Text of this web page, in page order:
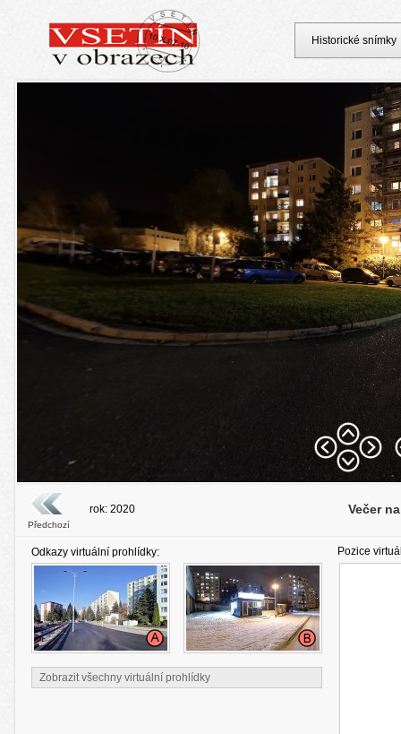
Předchozí
rok: 2020 Večer
Odkazy virtuální prohlídky: Pozice
Zobrazit všechny virtuální prohlídky
Historické snímky